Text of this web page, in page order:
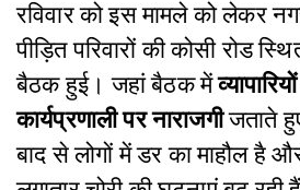
रविवार को इस मामले को लेकर
पीड़ित परिवारों की कोसी रोड
बैठक हुई। जहां बैठक में
कार्यप्रणाली पर नाराजगीजताते
बाद से लोगों में डर का माहौल है